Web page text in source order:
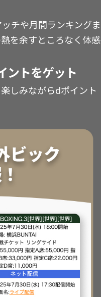
チや月間ランキングま
を余すところなく体感
ントをゲット
しみながらdポイント